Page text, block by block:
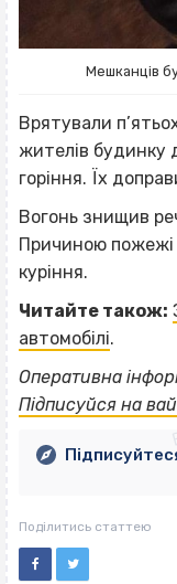
Мешканців
Врятували
жителів будинку
горіння. Їх
Вогонь знищив
Причиною пожежі
куріння.
Читайте також:
автомобілі.
Оперативна
Підписуйся на
Поділитись статтею